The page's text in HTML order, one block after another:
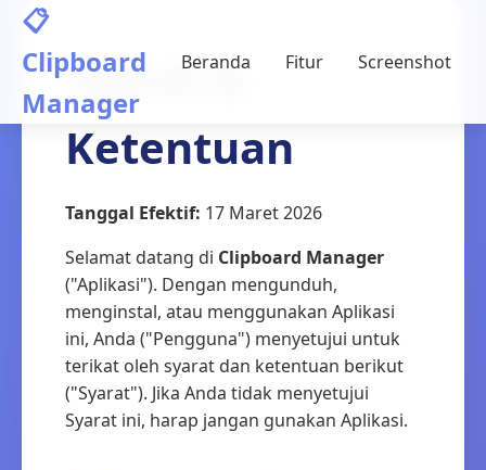
📋
Clipboard
Manager
Beranda Fitur Screenshot
Syarat &
Ketentuan
Tanggal Efektif: 17 Maret 2026
Selamat datang di Clipboard Manager
("Aplikasi"). Dengan mengunduh,
menginstal, atau menggunakan Aplikasi
ini, Anda ("Pengguna") menyetujui untuk
terikat oleh syarat dan ketentuan berikut
("Syarat"). Jika Anda tidak menyetujui
Syarat ini, harap jangan gunakan Aplikasi.